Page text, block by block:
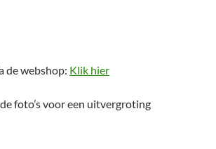
de webshop: Klik hier
foto’s voor een uitvergroting